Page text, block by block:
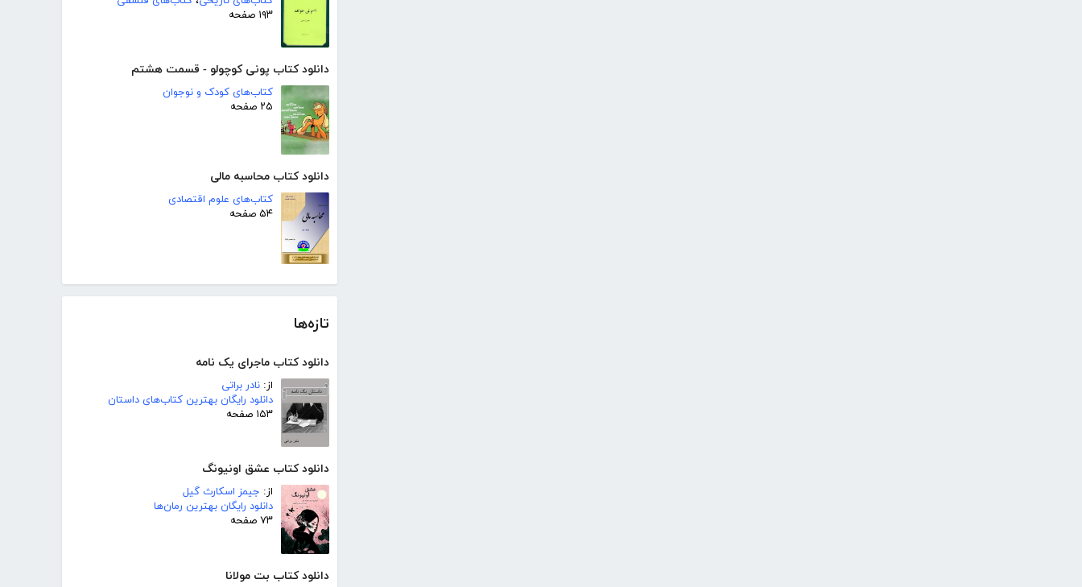
۱۹۳ صفحه
دانلود کتاب پونی کوچولو - قسمت هشتم
کتاب‌های کودک و نوجوان
۲۵ صفحه
دانلود کتاب محاسبه مالی
کتاب‌های علوم اقتصادی
۵۴ صفحه
تازه‌ها
دانلود کتاب ماجرای یک نامه
از: نادر براتی
دانلود رایگان بهترین کتاب‌های داستان
۱۵۳ صفحه
دانلود کتاب عشق اونیونگ
از: جیمز اسکارث گیل
دانلود رایگان بهترین رمان‌ها
۷۳ صفحه
دانلود کتاب بت مولانا